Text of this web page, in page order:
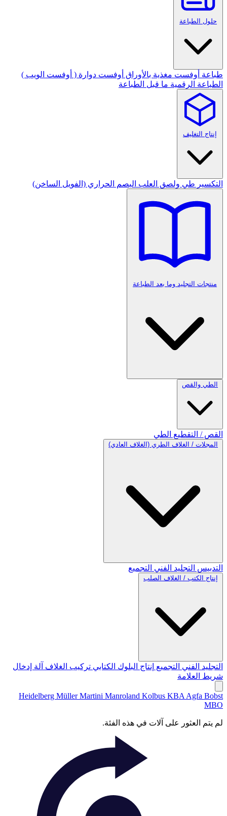
حلول الطباعة
طباعة أوفست مغذية بالأوراق أوفست دوارة ( أوفست الويب )
الطباعة الرقمية ما قبل الطباعة
إنتاج التغليف
التكسير طي ولصق العلب البصم الحراري (الفويل الساخن)
منتجات التجليد وما بعد الطباعة
الطي والقص
القص / التقطيع الطي
المجلات / الغلاف الطري (الغلاف العادي)
التدبيس التجليد الفني التجميع
إنتاج الكتب / الغلاف الصلب
التجليد الفني التجميع إنتاج البلوك الكتابي تركيب الغلاف آلة إدخال
شريط العلامة
Heidelberg Müller Martini Manroland Kolbus KBA Agfa Bobst
MBO
لم يتم العثور على آلات في هذه الفئة.